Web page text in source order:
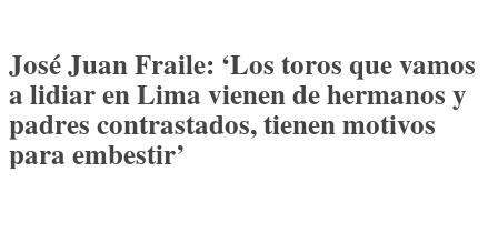
José Juan Fraile: ‘Los toros que vamos
a lidiar en Lima vienen de hermanos y
padres contrastados, tienen motivos
para embestir’